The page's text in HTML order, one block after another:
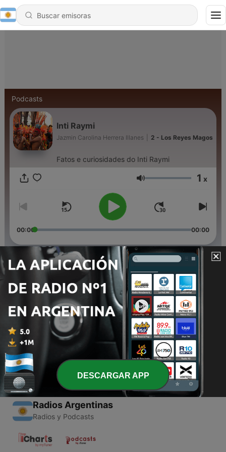
Podcasts
Inti Raymi
Jazmin Carolina Herrera Illanes 2 - Los Reyes Magos
Fatos e curiosidades do Inti Raymi
Volumen 1 x
00:00 00:00
Episodios
2 - Los Reyes Magos
25 jul. 2020
Inti Raymi
24 jul. 2020
Radios Argentinas
Radios y Podcasts
DESCARGAR APP